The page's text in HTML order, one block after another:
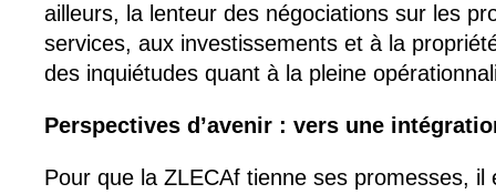
ailleurs, la lenteur des négociations sur les
services, aux investissements et à la
des inquiétudes quant à la pleine
Perspectives d’avenir : vers une
Pour que la ZLECAf tienne ses promesses, il